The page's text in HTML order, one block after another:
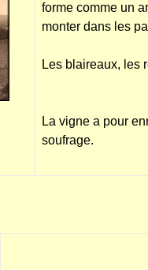
forme comme un
monter dans les
Les blaireaux, les
La vigne a pour
soufrage.